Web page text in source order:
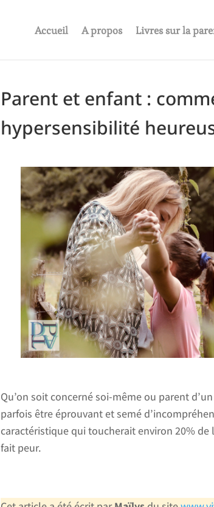
Accueil A propos Livres sur la
Parent et enfant :
hypersensibilité
Qu’on soit concerné soi-même ou parent
parfois être éprouvant et semé
caractéristique qui toucherait environ 20%
fait peur.